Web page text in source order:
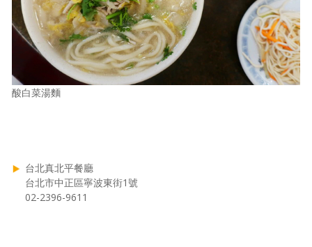
酸白菜湯麵
台北真北平餐廳
台北市中正區寧波東街1號
02-2396-9611